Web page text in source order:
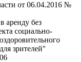
от 06.04.2016 №
аренду без
социально-
зрителей"